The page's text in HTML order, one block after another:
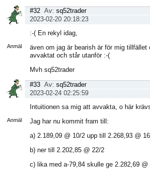
Anmäl
#32 Av: sq52trader
2023-02-20 20:18:23
:-( En rekyl idag,
även om jag är bearish är för mig tillfället
avvaktat och står utanför :-(
Mvh sq52trader
Anmäl
#33 Av: sq52trader
2023-02-24 02:25:59
Intuitionen sa mig att avvakta, o här
Jag har nu kommit fram till:
a) 2.189,09 @ 10/2 upp till 2.268,93 @
b) ner till 2.202,85 @ 22/2
c) lika med a-79,84 skulle ge 2.282,69 @